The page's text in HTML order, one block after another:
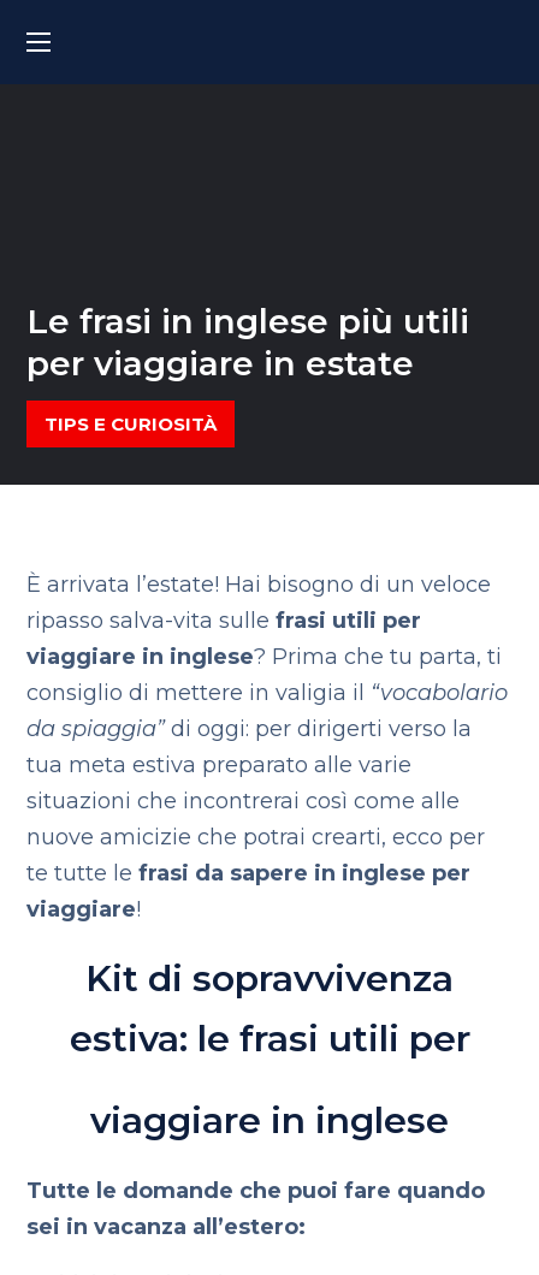
Le frasi in inglese più utili
per viaggiare in estate
TIPS E CURIOSITÀ
È arrivata l’estate! Hai bisogno di un veloce
ripasso salva-vita sullefrasi utili per
viaggiare in inglese? Prima che tu parta, ti
consiglio di mettere in valigia il “vocabolario
da spiaggia”di oggi: per dirigerti verso la
tua meta estiva preparato alle varie
situazioni che incontrerai così come alle
nuove amicizie che potrai crearti, ecco per
te tutte lefrasi da sapere in inglese per
viaggiare!
Kit di sopravvivenza
estiva: le frasi utili per
viaggiare in inglese
Tutte le domande che puoi fare quando
sei in vacanza all’estero: